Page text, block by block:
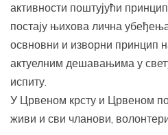
активности поштујући
постају њихова лична
освновни и изворни принцип
актуелним дешавањима у
испиту.
У Црвеном крсту и Црвеном
живи и сви чланови,